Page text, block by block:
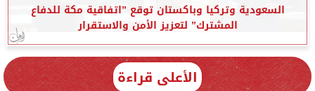
السعودية وتركيا وباكستان توقع ”اتفاقية مكة للدفاع
المشترك” لتعزيز الأمن والاستقرار
الأعلى قراءة